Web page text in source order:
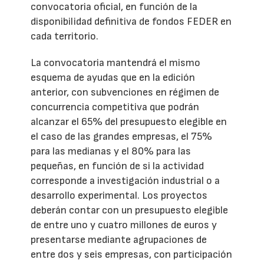
convocatoria oficial, en función de la
disponibilidad definitiva de fondos FEDER en
cada territorio.
La convocatoria mantendrá el mismo
esquema de ayudas que en la edición
anterior, con subvenciones en régimen de
concurrencia competitiva que podrán
alcanzar el 65% del presupuesto elegible en
el caso de las grandes empresas, el 75%
para las medianas y el 80% para las
pequeñas, en función de si la actividad
corresponde a investigación industrial o a
desarrollo experimental. Los proyectos
deberán contar con un presupuesto elegible
de entre uno y cuatro millones de euros y
presentarse mediante agrupaciones de
entre dos y seis empresas, con participación